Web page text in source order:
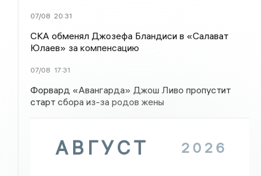
07/08 20:31
СКА обменял Джозефа Бландиси в «Салават
Юлаев» за компенсацию
07/08 17:31
Форвард «Авангарда» Джош Ливо пропустит
старт сбора из-за родов жены
АВГУСТ 2026